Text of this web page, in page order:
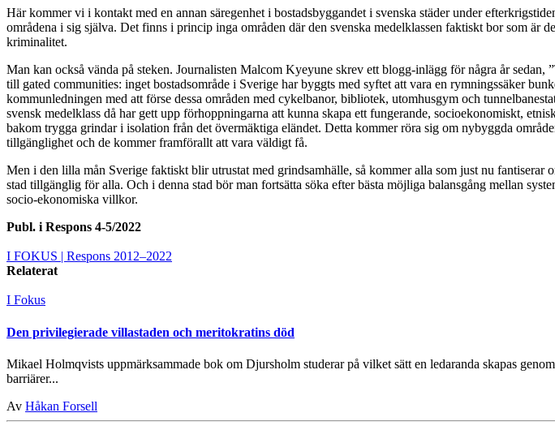
Här kommer vi i kontakt med en annan säregenhet i bostadsbyggandet i svenska städer under
områdena i sig själva. Det finns i princip inga områden där den svenska medelklassen faktiskt bor som
kriminalitet.
Man kan också vända på steken. Journalisten Malcom Kyeyune skrev ett blogg-inlägg för några år
till gated communities: inget bostadsområde i Sverige har byggts med syftet att vara en rymningssäker
kommunledningen med att förse dessa områden med cykelbanor, bibliotek, utomhusgym och
svensk medelklass då har gett upp förhoppningarna att kunna skapa ett fungerande, socioekonomiskt,
bakom trygga grindar i isolation från det övermäktiga eländet. Detta kommer röra sig om nybyggda
tillgänglighet och de kommer framförallt att vara väldigt få.
Men i den lilla mån Sverige faktiskt blir utrustat med grindsamhälle, så kommer alla som just nu
stad tillgänglig för alla. Och i denna stad bör man fortsätta söka efter bästa möjliga balansgång mellan
socio-ekonomiska villkor.
Publ. iRespons 4-5/2022
I FOKUS | Respons 2012–2022
Relaterat
I Fokus
Den privilegierade villastaden och meritokratins död
Mikael Holmqvists uppmärksammade bok om Djursholm studerar på vilket sätt en ledaranda skapas
barriärer...
Av Håkan Forsell